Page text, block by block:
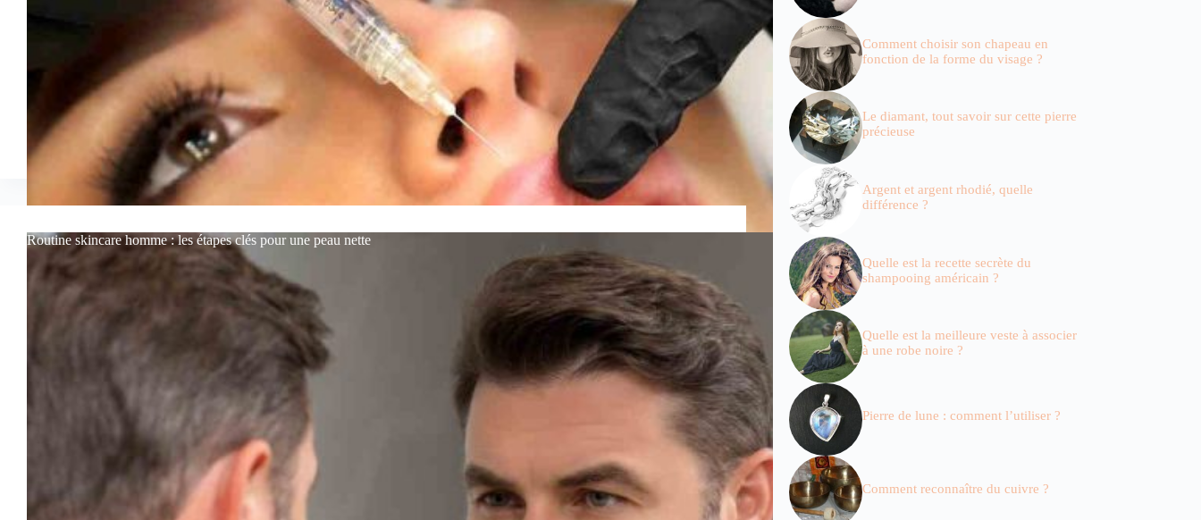
Routine skincare homme : les étapes clés pour une peau nette
Comment choisir son chapeau en
fonction de la forme du visage ?
Le diamant, tout savoir sur cette pierre
précieuse
Argent et argent rhodié, quelle
différence ?
Quelle est la recette secrète du
shampooing américain ?
Quelle est la meilleure veste à associer
à une robe noire ?
Pierre de lune : comment l’utiliser ?
Comment reconnaître du cuivre ?